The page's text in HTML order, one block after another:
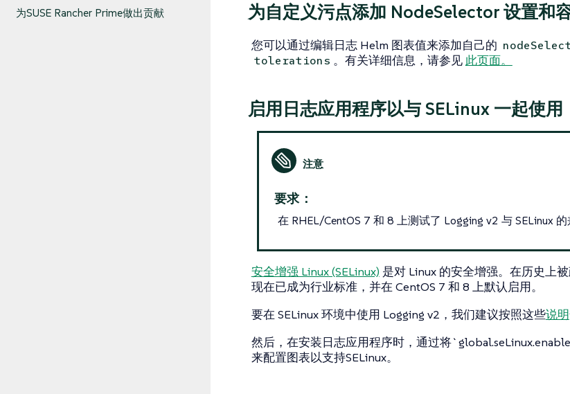
为SUSE Rancher Prime做出贡献
为自定义污点添加 NodeSelector 设置和
您可以通过编辑日志 Helm 图表值来添加自己的
tolerations 。有关详细信息，请参见 此页面。
启用日志应用程序以与 SELinux 一起使用
要求：
在 RHEL/CentOS 7 和 8 上测试了 Logging v2 与 SELinux 的
安全增强 Linux (SELinux) 是对 Linux 的安全增强。在历史上
现在已成为行业标准，并在 CentOS 7 和 8 上默认启用。
要在 SELinux 环境中使用 Logging v2，我们建议按照这些说明
然后，在安装日志应用程序时，通过将
来配置图表以支持SELinux。